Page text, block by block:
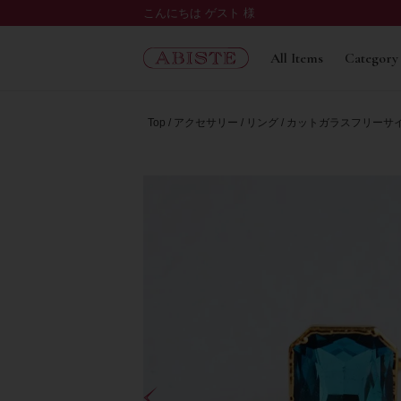
こんにちは ゲスト 様
All Items Category
Top アクセサリー リング カットガラスフリーサ